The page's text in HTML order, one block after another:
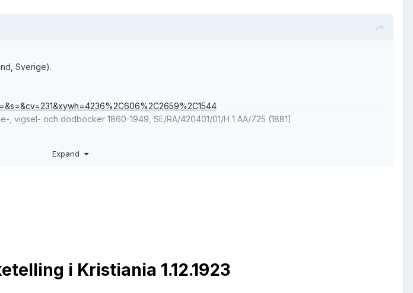
Sverige).
vigsel- och dödböcker 1860-1949, SE/RA/420401/01/H 1 AA/725 (1881)
for meg siden d.d.
Expand
i Kristiania 1.12.1923